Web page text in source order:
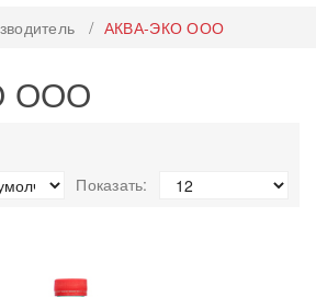
АКВА-ЭКО ООО
ООО
Показать: